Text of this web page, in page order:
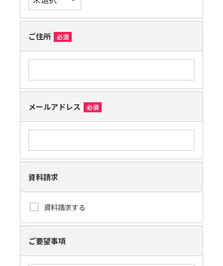
ご住所 必須
メールアドレス 必須
資料請求
資料請求する
ご要望事項